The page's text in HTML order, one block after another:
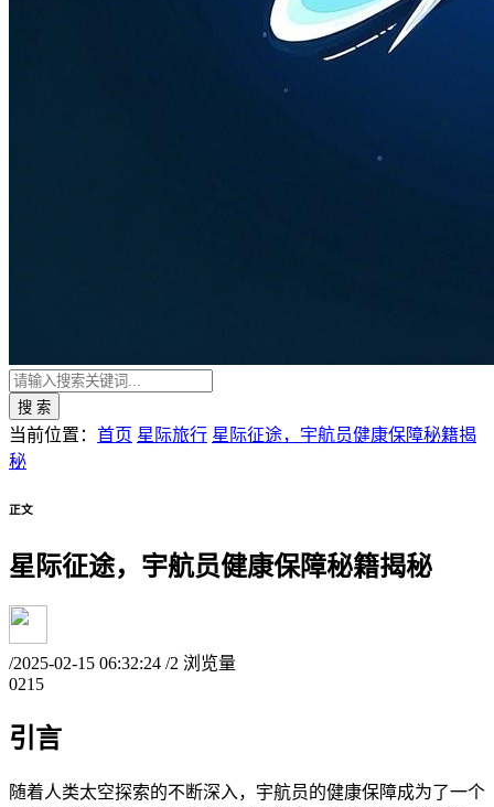
搜 索
当前位置： 首页 星际旅行 星际征途，宇航员健康保障秘籍揭
秘
正文
星际征途，宇航员健康保障秘籍揭秘
/2025-02-15 06:32:24 /2 浏览量
0215
引言
随着人类太空探索的不断深入，宇航员的健康保障成为了一个